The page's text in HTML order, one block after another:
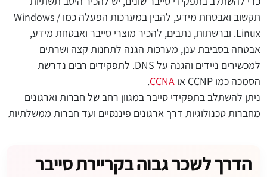
תקשוב ואבטחת מידע, להבין במערכות הפעלה כמו Windows /
Linux. וברשתות, נתבים, להכיר מוצרי סייבר ואבטחת מידע,
אבטחה בסביבת ענן, מערכות הגנה לתחנות קצה ושרתים
למכשירים ניידים והגנה על DNS. לתפקידים רבים נדרשת
הסמכה כמו CCNP או
CCNA
.
ניתן להשתלב בתפקידי סייבר במגוון רחב של חברות וארגונים
מחברות טכנולוגיות דרך ארגונים פיננסיים ועד חברות ממשלתיות
הדרך לשכר גבוה בקריירת סייבר